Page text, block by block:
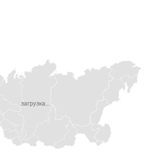
загрузка...